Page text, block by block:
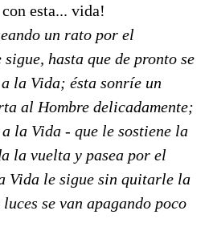
esta... vida!
un rato por el
hasta que de pronto se
la Vida; ésta sonríe un
al Hombre delicadamente;
la Vida - que le sostiene la
la vuelta y pasea por el
Vida le sigue sin quitarle la
se van apagando poco